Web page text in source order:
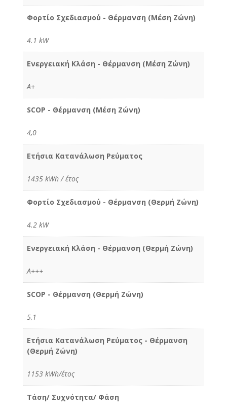
Φορτίο Σχεδιασμού - Θέρμανση (Μέση Ζώνη)
4.1 kW
Ενεργειακή Κλάση - Θέρμανση (Μέση Ζώνη)
Α+
SCOP - Θέρμανση (Μέση Ζώνη)
4,0
Ετήσια Κατανάλωση Ρεύματος
1435 kWh / έτος
Φορτίο Σχεδιασμού - Θέρμανση (Θερμή Ζώνη)
4.2 kW
Ενεργειακή Κλάση - Θέρμανση (Θερμή Ζώνη)
A+++
SCOP - Θέρμανση (Θερμή Ζώνη)
5,1
Ετήσια Κατανάλωση Ρεύματος - Θέρμανση
(Θερμή Ζώνη)
1153 kWh/έτος
Τάση/ Συχνότητα/ Φάση